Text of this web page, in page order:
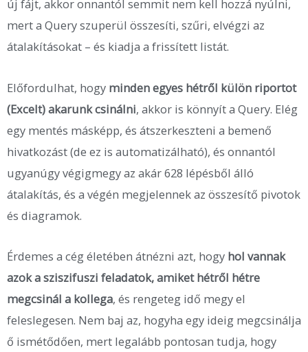
új fájt, akkor onnantól semmit nem kell hozzá nyúlni,
mert a Query szuperül összesíti, szűri, elvégzi az
átalakításokat – és kiadja a frissített listát.
Előfordulhat, hogy minden egyes hétről külön riportot
(Excelt) akarunk csinálni, akkor is könnyít a Query. Elég
egy mentés másképp, és átszerkeszteni a bemenő
hivatkozást (de ez is automatizálható), és onnantól
ugyanúgy végigmegy az akár 628 lépésből álló
átalakítás, és a végén megjelennek az összesítő pivotok
és diagramok.
Érdemes a cég életében átnézni azt, hogy hol vannak
azok a sziszifuszi feladatok, amiket hétről hétre
megcsinál a kollega, és rengeteg idő megy el
feleslegesen. Nem baj az, hogyha egy ideig megcsinálja
ő ismétődően, mert legalább pontosan tudja, hogy